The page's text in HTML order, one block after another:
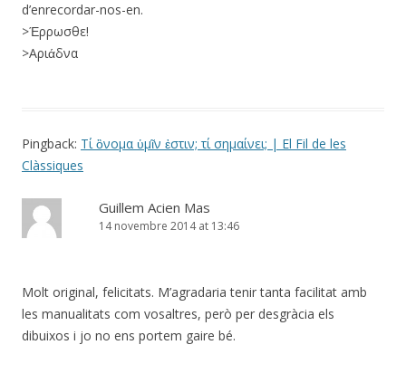
d’enrecordar-nos-en.
>Έρρωσθε!
>Αριάδνα
Pingback: Τί ὂνομα ὑμῖν ἐστιν; τί σημαίνει; | El Fil de les
Clàssiques
Guillem Acien Mas
14 novembre 2014 at 13:46
Molt original, felicitats. M’agradaria tenir tanta facilitat amb
les manualitats com vosaltres, però per desgràcia els
dibuixos i jo no ens portem gaire bé.